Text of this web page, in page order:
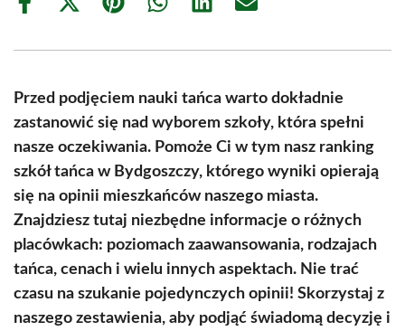
Share
Share
(Twitter)
Share Share Share Share
Przed podjęciem nauki tańca warto dokładnie
zastanowić się nad wyborem szkoły, która spełni
nasze oczekiwania. Pomoże Ci w tym nasz ranking
szkół tańca w Bydgoszczy, którego wyniki opierają
się na opinii mieszkańców naszego miasta.
Znajdziesz tutaj niezbędne informacje o różnych
placówkach: poziomach zaawansowania, rodzajach
tańca, cenach i wielu innych aspektach. Nie trać
czasu na szukanie pojedynczych opinii! Skorzystaj z
naszego zestawienia, aby podjąć świadomą decyzję i